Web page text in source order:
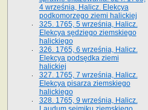
4 września, Halicz. Elekcya
podkomorzego ziemi halickiej
325. 1765, 5 września, Halicz.
Elekcya sędziego ziemskiego
halickiego
326. 1765, 6 września, Halicz.
Elekcya podsędka ziemi
halickiej
327. 1765, 7 września, Halicz.
Elekcya pisarza ziemskiego
halickiego
328. 1765, 9 września, Halicz.